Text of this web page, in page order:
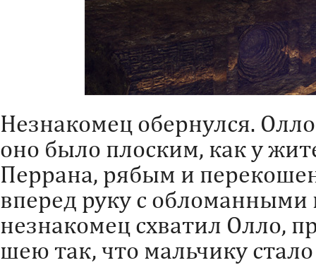
Незнакомец обернулся.
оно было плоским, как у
Перрана, рябым и
вперед руку с
незнакомец схватил Олло,
шею так, что мальчику